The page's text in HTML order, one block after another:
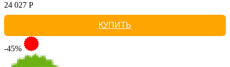
24 027 Р
КУПИТЬ
-45%